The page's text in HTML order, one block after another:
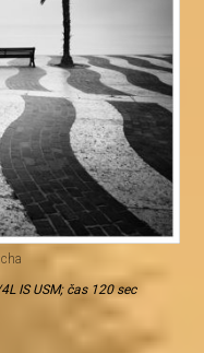
IS USM; čas 120 sec